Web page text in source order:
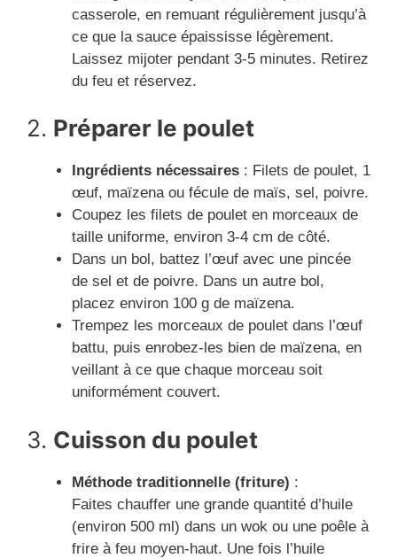
casserole, en remuant régulièrement jusqu’à
ce que la sauce épaississe légèrement.
Laissez mijoter pendant 3-5 minutes. Retirez
du feu et réservez.
2. Préparer le poulet
Ingrédients nécessaires : Filets de poulet, 1
œuf, maïzena ou fécule de maïs, sel, poivre.
Coupez les filets de poulet en morceaux de
taille uniforme, environ 3-4 cm de côté.
Dans un bol, battez l’œuf avec une pincée
de sel et de poivre. Dans un autre bol,
placez environ 100 g de maïzena.
Trempez les morceaux de poulet dans l’œuf
battu, puis enrobez-les bien de maïzena, en
veillant à ce que chaque morceau soit
uniformément couvert.
3. Cuisson du poulet
Méthode traditionnelle (friture) :
Faites chauffer une grande quantité d’huile
(environ 500 ml) dans un wok ou une poêle à
frire à feu moyen-haut. Une fois l’huile